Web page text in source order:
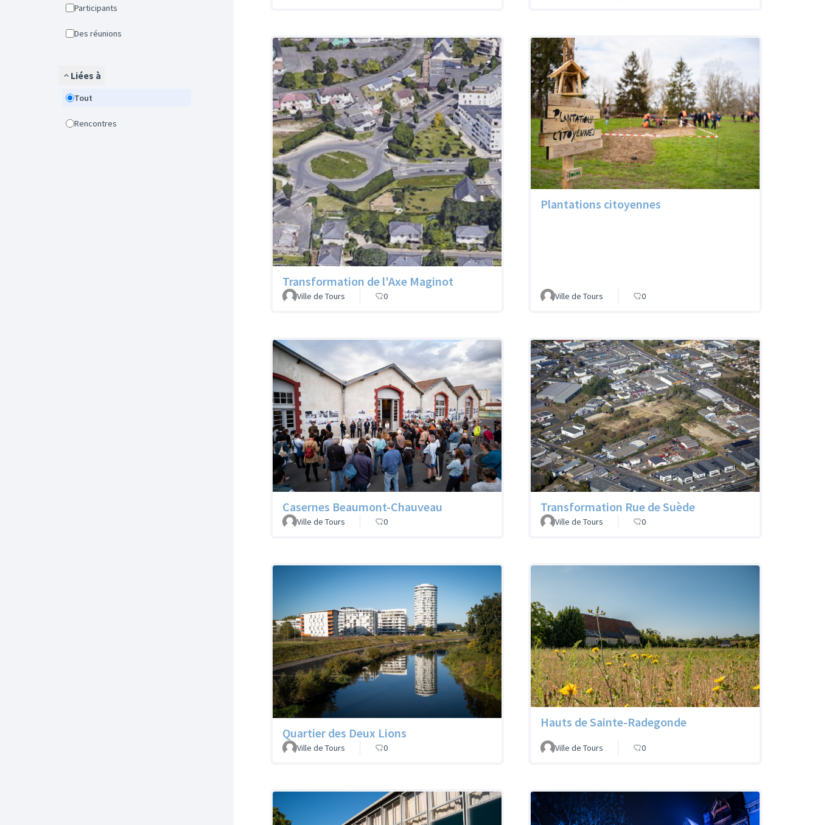
Participants
Des réunions
Liées à
Tout
Rencontres
Transformation de l'Axe Maginot
Ville de Tours 0
Plantations citoyennes
Ville de Tours 0
Casernes Beaumont-Chauveau
Ville de Tours 0
Transformation Rue de Suède
Ville de Tours 0
Quartier des Deux Lions
Ville de Tours 0
Hauts de Sainte-Radegonde
Ville de Tours 0